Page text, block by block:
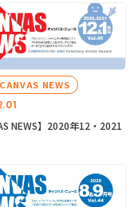
NEWS
NEWS】2020年12・2021